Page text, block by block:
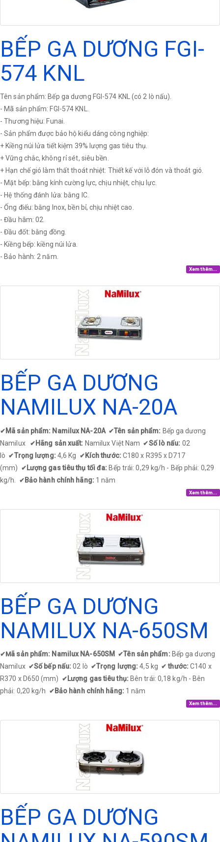
BẾP GA DƯƠNG FGI-
574 KNL
Tên sản phẩm: Bếp ga dương FGI-574 KNL (có 2 lò nấu).
- Mã sản phẩm: FGI-574 KNL.
- Thương hiệu: Funai.
- Sản phẩm được bảo hộ kiểu dáng công nghiệp:
+ Kiềng núi lửa tiết kiệm 39% lượng gas tiêu thụ.
+ Vững chắc, không rỉ sét, siêu bền.
+ Hạn chế gió làm thất thoát nhiệt: Thiết kế với lỗ đón và thoát gió.
- Mặt bếp: bằng kính cường lực, chịu nhiệt, chịu lực.
- Hệ thống đánh lửa: bằng IC.
- Ống điếu: bằng Inox, bền bỉ, chịu nhiệt cao.
- Đầu hâm: 02.
- Đầu đốt: bằng đồng.
- Kiềng bếp: kiềng núi lửa.
- Bảo hành: 2 năm.
Xem thêm...
BẾP GA DƯƠNG
NAMILUX NA-20A
✔Mã sản phẩm: Namilux NA-20A ✔Tên sản phẩm: Bếp ga dương
Namilux ✔Hãng sản xuất: Namilux Việt Nam ✔Số lò nấu: 02
lò ✔Trọng lượng: 4,6 Kg ✔Kích thước: C180 x R395 x D717
(mm) ✔Lượng gas tiêu thụ tối đa: Bếp trái: 0,29 kg/h - Bếp phải: 0,29
kg/h.
✔Bảo hành chính hãng: 1 năm
Xem thêm...
BẾP GA DƯƠNG
NAMILUX NA-650SM
✔Mã sản phẩm: Namilux NA-650SM ✔Tên sản phẩm: Bếp ga dương
Namilux ✔Số bếp nấu: 02 lò ✔Trọng lượng:4,5 kg ✔ thước: C140 x
R370 x D650 (mm) ✔ Lượng gas tiêu thụ: Bên trái: 0,18 kg/h - Bên
phải: 0,20 kg/h ✔ Bảo hành chính hãng: 1 năm
Xem thêm...
BẾP GA DƯƠNG